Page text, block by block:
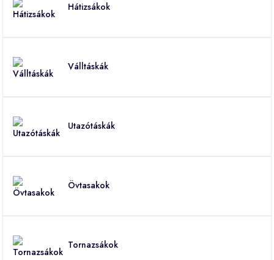
Hátizsákok
Válltáskák
Utazótáskák
Övtasakok
Tornazsákok